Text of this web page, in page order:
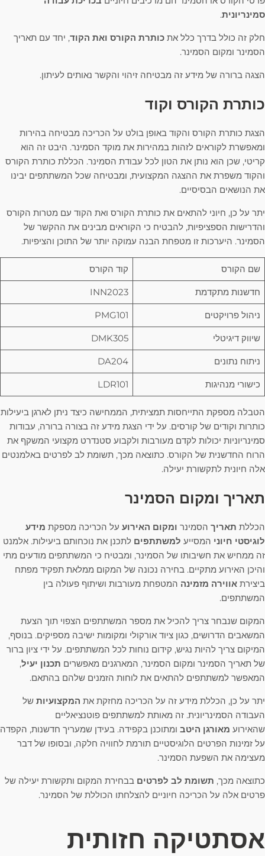
סמינריונית.
חלק זה כולל בדרך כלל את כותרת הקורס ואת הקוד, יחד עם תאריך
הסמינר ומקום הסמינר.
הצגה ברורה של מידע זה מבטיחה זיהוי והקשר נאותים לעיתון.
כותרת הקורס וקוד
הצגת כותרת הקורס והקוד באופן בולט על הכריכה מבטיחה בהירות
ומאפשרת לקוראים לזהות במהירות את מוקד הסמינר. היבט זה הוא
קריטי, שכן הוא נותן את הטון לכל עבודת הסמינר. הכללת כותרת הקורס
והקוד משפרת את ההצגה המקצועית, ומבטיחה שכל המשתתפים יבינו
את הנושאים הבסיסיים.
יתר על כן, חיוני להתאים את כותרת הקורס ואת הקוד עם מטרות הקורס
והדרישות הספציפיות, להבטיח כי הקוראים מבינים את ההקשר של
הסמינר. היערכות זו מטפחת הבנה עמוקה יותר של התוכן והציפיות.
שם הקורס קוד הקורס
חדשנות מתקדמת INN2023
ניהול פרויקטים PMG101
שיווק דיגיטלי DMK305
ניתוח נתונים DA204
כישורי מנהיגות LDR101
הטבלה מספקת התייחסות תמציתית, הממחישה כיצד ניתן לארגן ביעילות
כותרות וקודים של קורסים. על ידי הצגת מידע זה בצורה ברורה, עבודות
סמינריוניות יכולות לקדם מעורבות ולקבוע סטנדרט מקצועי המשקף את
הרוח החדשנית של הקורס. כתוצאה מכך, תשומת לב לפרטים באלמנטים
אלה חיונית לתקשורת יעילה.
תאריך ומקום הסמינר
הכללת תאריך הסמינר ומקום האירוע על הכריכה מספקת מידע
לוגיסטי חיוני המסייע למשתתפים לתכנן את נוכחותם ביעילות. אלמנט
זה ממחיש את חשיבותו של הסמינר, ומבטיח כי המשתתפים מודעים מתי
והיכן האירוע מתקיים. בחירה נכונה של המקום ממלאת תפקיד מפתח
ביצירת אווירה מזמינה המטפחת מעורבות ושיתוף פעולה בין
המשתתפים.
המקום שנבחר צריך להכיל את מספר המשתתפים הצפוי תוך הצעת
המשאבים הדרושים, כגון ציוד אורקולי ומקומות ישיבה מספיקים. בנוסף,
המיקום צריך להיות נגיש, קידום נוחות לכל המשתתפים. על ידי ציון ברור
של תאריך הסמינר ומקום הסמינר, המארגנים מאפשרים תכנון יעיל,
המאפשר למשתתפים להתאים את לוחות הזמנים שלהם בהתאם.
יתר על כן, הכללת מידע זה על הכריכה מחזקת את המקצועיות של
העבודה הסמינריונית. זה מאותת למשתתפים פוטנציאליים
שהאירוע מאורגן היטב ומתוכנן בקפידה. בעידן שמעריך חדשנות, הקפדה
על זמינות הפרטים הלוגיסטיים תורמת לחוויה חלקה, ובסופו של דבר
מעצימה את השפעת הסמינר.
כתוצאה מכך, תשומת לב לפרטים בבחירת המקום ותקשורת יעילה של
פרטים אלה על הכריכה חיוניים להצלחתו הכוללת של הסמינר.
אסתטיקה חזותית